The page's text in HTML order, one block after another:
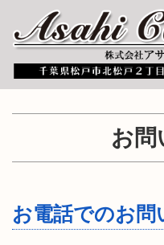
お問
お電話でのお問